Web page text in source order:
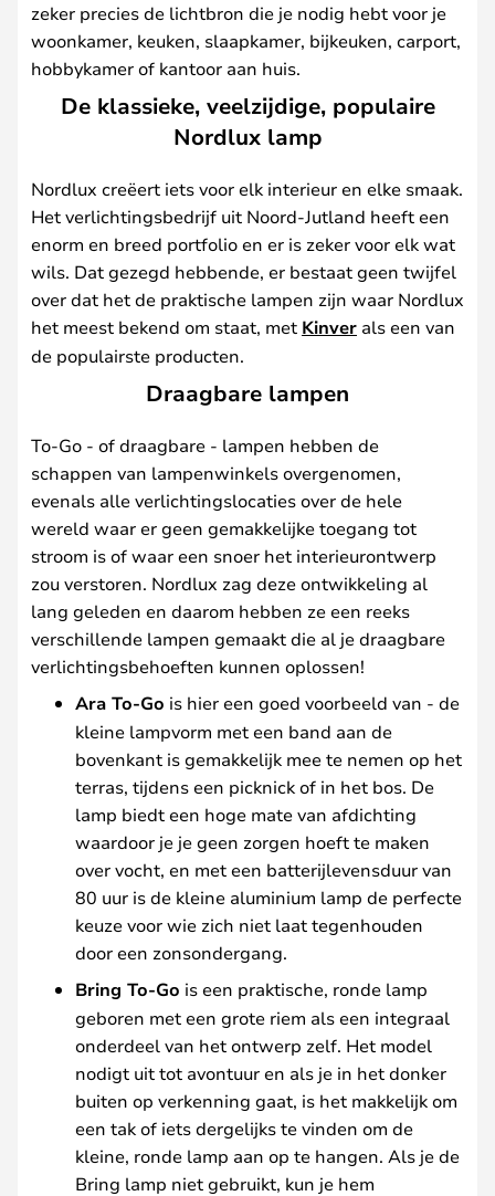
zeker precies de lichtbron die je nodig hebt voor je
woonkamer, keuken, slaapkamer, bijkeuken, carport,
hobbykamer of kantoor aan huis.
De klassieke, veelzijdige, populaire
Nordlux lamp
Nordlux creëert iets voor elk interieur en elke smaak.
Het verlichtingsbedrijf uit Noord-Jutland heeft een
enorm en breed portfolio en er is zeker voor elk wat
wils. Dat gezegd hebbende, er bestaat geen twijfel
over dat het de praktische lampen zijn waar Nordlux
het meest bekend om staat, met Kinver als een van
de populairste producten.
Draagbare lampen
To-Go - of draagbare - lampen hebben de
schappen van lampenwinkels overgenomen,
evenals alle verlichtingslocaties over de hele
wereld waar er geen gemakkelijke toegang tot
stroom is of waar een snoer het interieurontwerp
zou verstoren. Nordlux zag deze ontwikkeling al
lang geleden en daarom hebben ze een reeks
verschillende lampen gemaakt die al je draagbare
verlichtingsbehoeften kunnen oplossen!
Ara To-Go is hier een goed voorbeeld van - de
kleine lampvorm met een band aan de
bovenkant is gemakkelijk mee te nemen op het
terras, tijdens een picknick of in het bos. De
lamp biedt een hoge mate van afdichting
waardoor je je geen zorgen hoeft te maken
over vocht, en met een batterijlevensduur van
80 uur is de kleine aluminium lamp de perfecte
keuze voor wie zich niet laat tegenhouden
door een zonsondergang.
Bring To-Go is een praktische, ronde lamp
geboren met een grote riem als een integraal
onderdeel van het ontwerp zelf. Het model
nodigt uit tot avontuur en als je in het donker
buiten op verkenning gaat, is het makkelijk om
een tak of iets dergelijks te vinden om de
kleine, ronde lamp aan op te hangen. Als je de
Bring lamp niet gebruikt, kun je hem